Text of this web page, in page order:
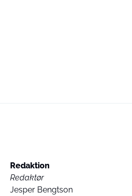
Redaktion
Redaktør
Jesper Bengtson